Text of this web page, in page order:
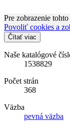
Pre zobrazenie
Povoliť cookies a
Čítať viac
Naše katalógové
1538829
Počet strán
368
Väzba
pevná väzba